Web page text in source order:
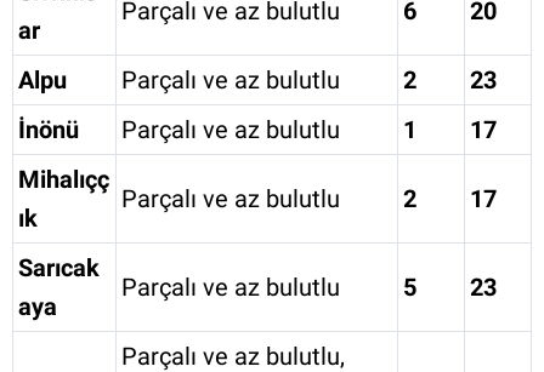
ar
Parçalı ve az bulutlu 6 20
Alpu Parçalı ve az bulutlu 2
23
İnönü
Parçalı ve az bulutlu 1
17
Mihalıçç
ık
Parçalı ve az bulutlu 2 17
Sarıcak
aya
Parçalı ve az bulutlu 5 23
Parçalı ve az bulutlu,